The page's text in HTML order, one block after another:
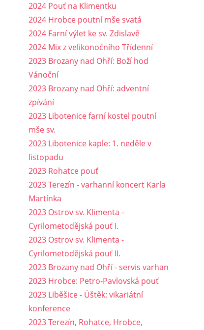
2024 Pouť na Klimentku
2024 Hrobce poutní mše svatá
2024 Farní výlet ke sv. Zdislavě
2024 Mix z velikonočního Třídenní
2023 Brozany nad Ohří: Boží hod
Vánoční
2023 Brozany nad Ohří: adventní
zpívání
2023 Libotenice farní kostel poutní
mše sv.
2023 Libotenice kaple: 1. neděle v
listopadu
2023 Rohatce pouť
2023 Terezín - varhanní koncert Karla
Martínka
2023 Ostrov sv. Klimenta -
Cyrilometodějská pouť I.
2023 Ostrov sv. Klimenta -
Cyrilometodějská pouť II.
2023 Brozany nad Ohří - servis varhan
2023 Hrobce: Petro-Pavlovská pouť
2023 Liběšice - Úštěk: vikariátní
konference
2023 Terezín, Rohatce, Hrobce,